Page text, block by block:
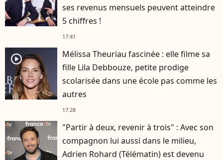
ses revenus mensuels peuvent atteindre
5 chiffres !
17:41
player2
Mélissa Theuriau fascinée : elle filme sa
fille Lila Debbouze, petite prodige
scolarisée dans une école pas comme les
autres
17:28
"Partir à deux, revenir à trois" : Avec son
compagnon lui aussi dans le milieu,
Adrien Rohard (Télématin) est devenu